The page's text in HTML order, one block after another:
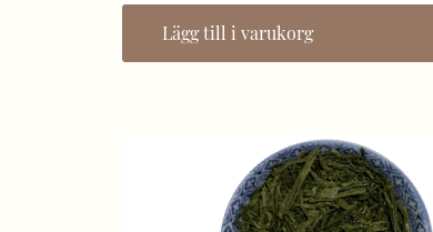
Lägg till i varukorg